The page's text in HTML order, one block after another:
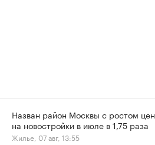
Назван район Москвы с ростом цен
на новостройки в июле в 1,75 раза
Жилье, 07 авг, 13:55